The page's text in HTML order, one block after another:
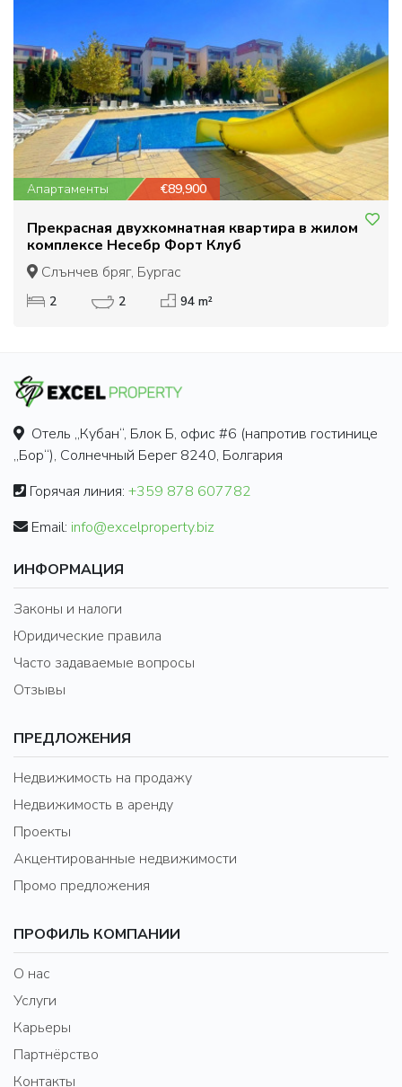
Апартаменты €89,900
Прекрасная двухкомнатная квартира в жилом
комплексе Несебр Форт Клуб
Слънчев бряг, Бургас
2 2 94 m²
Отель „Кубан“, Блок Б, офис #6 (напротив гостинице
„Бор“), Солнечный Берег 8240, Болгария
Горячая линия: +359 878 607782
Email: info@excelproperty.biz
ИНФОРМАЦИЯ
Законы и налоги
Юридические правила
Часто задаваемые вопросы
Отзывы
ПРЕДЛОЖЕНИЯ
Недвижимость на продажу
Недвижимость в аренду
Проекты
Акцентированные недвижимости
Промо предложения
ПРОФИЛЬ КОМПАНИИ
О нас
Услуги
Карьеры
Партнёрство
Контакты